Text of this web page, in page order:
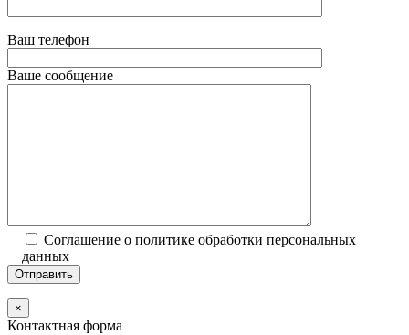
Ваш телефон
Ваше сообщение
Соглашение о политике обработки персональных
данных
×
Контактная форма